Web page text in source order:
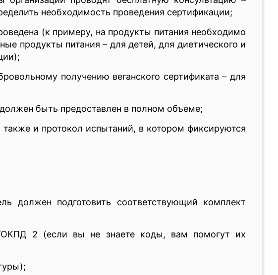
необходимость проведения сертификации;
(к примеру, на продукты питания необходимо
продукты питания – для детей, для диетического и
получению веганского сертификата – для
быть предоставлен в полном объеме;
и протокол испытаний, в котором фиксируются
должен подготовить соответствующий комплект
2 (если вы не знаете коды, вам помогут их